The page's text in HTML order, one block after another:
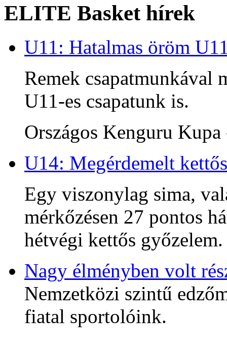
ELITE Basket hírek
U11: Hatalmas öröm
Remek csapatmunkával
U11-es csapatunk is.
Országos Kenguru
U14: Megérdemelt
Egy viszonylag sima,
mérkőzésen 27 pontos
hétvégi kettős győzelem.
Nagy élményben volt
Nemzetközi szintű
fiatal sportolóink.